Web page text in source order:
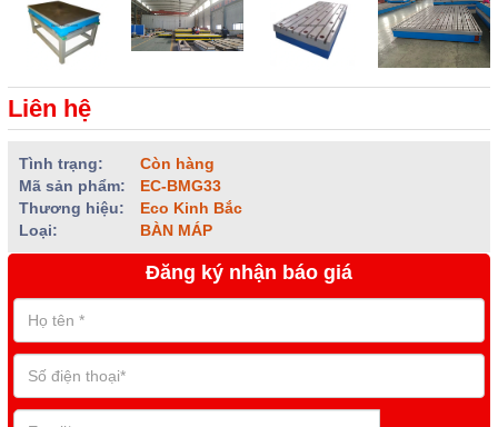
Liên hệ
Tình trạng:
Còn hàng
Mã sản phẩm:
EC-BMG33
Thương hiệu:
Eco Kinh Bắc
Loại:
BÀN MÁP
Đăng ký nhận báo giá